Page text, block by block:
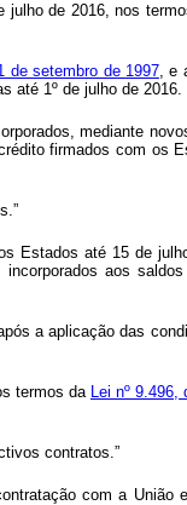
de 2016, nos
de setembro de 1997, e
até 1º de julho de 2016.
mediante
firmados com os
Estados até 15 de
aos
a aplicação das
termos da Lei nº 9.496,
contratos.”
com a União